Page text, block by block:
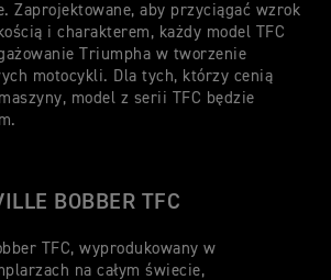
Zaprojektowane, aby przyciągać wzrok
i charakterem, każdy model TFC
Triumpha w tworzenie
motocykli. Dla tych, którzy cenią
model z serii TFC będzie
BOBBER TFC
TFC, wyprodukowany w
na całym świecie,